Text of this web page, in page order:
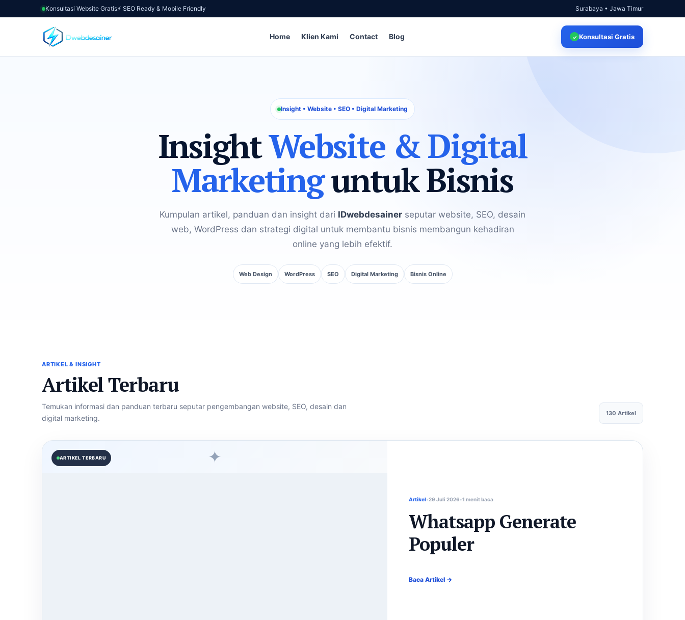
Konsultasi Website Gratis⚡ SEO Ready & Mobile Friendly Surabaya • Jawa Timur
Home Klien Kami Contact Blog ✓ Konsultasi Gratis
Insight • Website • SEO • Digital Marketing
InsightWebsite & Digital
Marketinguntuk Bisnis
Kumpulan artikel, panduan dan insight dari IDwebdesainer seputar website, SEO, desain
web, WordPress dan strategi digital untuk membantu bisnis membangun kehadiran
online yang lebih efektif.
Web Design WordPress SEO Digital Marketing Bisnis Online
ARTIKEL & INSIGHT
Artikel Terbaru
Temukan informasi dan panduan terbaru seputar pengembangan website, SEO, desain dan
digital marketing.
130 Artikel
ARTIKEL TERBARU ✦
Artikel 29 Juli 2026 1 menit baca
Whatsapp Generate
Populer
Baca Artikel →